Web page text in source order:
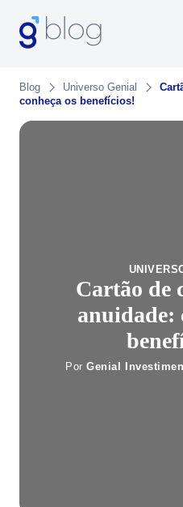
Blog Universo Genial
conheça os benefícios!
Cartão de
anuidade:
PorGenial